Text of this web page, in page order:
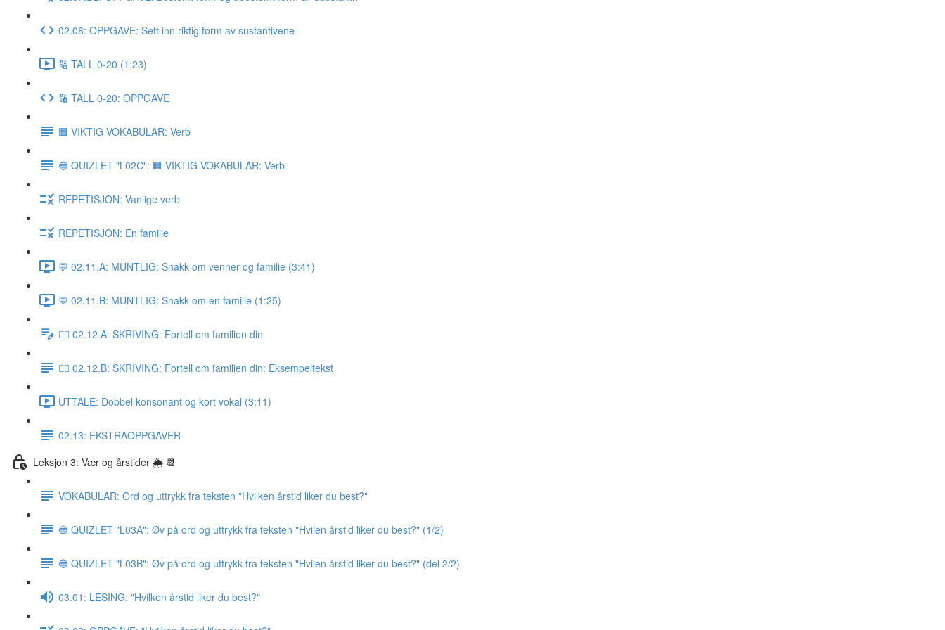
02.08: OPPGAVE: Sett inn riktig form av sustantivene
🔢 TALL 0-20 (1:23)
🔢 TALL 0-20: OPPGAVE
🟧 VIKTIG VOKABULAR: Verb
🔵 QUIZLET "L02C": 🟧 VIKTIG VOKABULAR: Verb
REPETISJON: Vanlige verb
REPETISJON: En familie
💬 02.11.A: MUNTLIG: Snakk om venner og familie (3:41)
💬 02.11.B: MUNTLIG: Snakk om en familie (1:25)
✍🏼 02.12.A: SKRIVING: Fortell om familien din
✍🏼 02.12.B: SKRIVING: Fortell om familien din: Eksempeltekst
UTTALE: Dobbel konsonant og kort vokal (3:11)
02.13: EKSTRAOPPGAVER
Leksjon 3: Vær og årstider 🌦 📆
VOKABULAR: Ord og uttrykk fra teksten "Hvilken årstid liker du best?"
🔵 QUIZLET "L03A": Øv på ord og uttrykk fra teksten "Hvilen årstid liker du best?" (1/2)
🔵 QUIZLET "L03B": Øv på ord og uttrykk fra teksten "Hvilen årstid liker du best?" (del 2/2)
03.01: LESING: "Hvilken årstid liker du best?"